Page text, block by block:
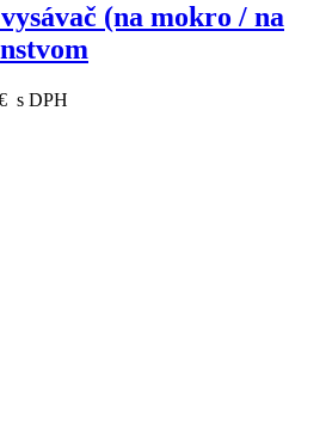
(na mokro / na
s DPH